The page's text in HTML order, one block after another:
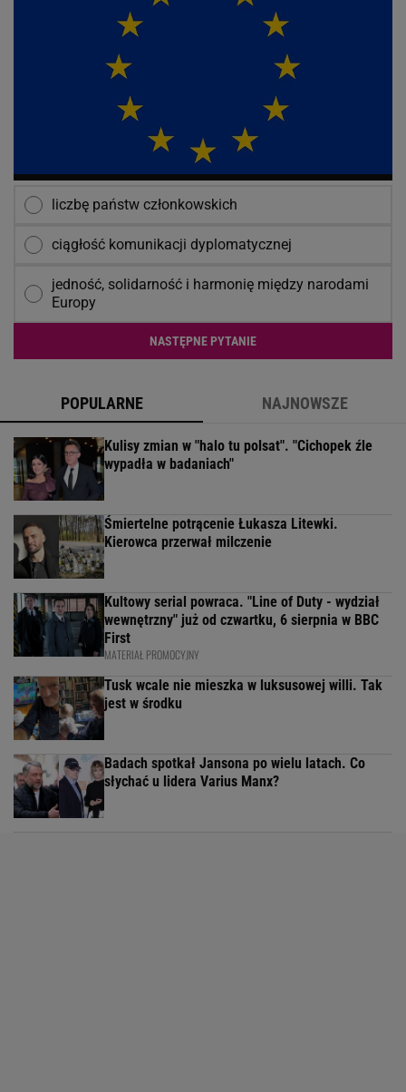
liczbę państw członkowskich
ciągłość komunikacji dyplomatycznej
jedność, solidarność i harmonię między narodami
Europy
NASTĘPNE PYTANIE
POPULARNE NAJNOWSZE
Kulisy zmian w "halo tu polsat". "Cichopek źle
wypadła w badaniach"
Śmiertelne potrącenie Łukasza Litewki.
Kierowca przerwał milczenie
Kultowy serial powraca. "Line of Duty - wydział
wewnętrzny" już od czwartku, 6 sierpnia w BBC
First
MATERIAŁ PROMOCYJNY
Tusk wcale nie mieszka w luksusowej willi. Tak
jest w środku
Badach spotkał Jansona po wielu latach. Co
słychać u lidera Varius Manx?